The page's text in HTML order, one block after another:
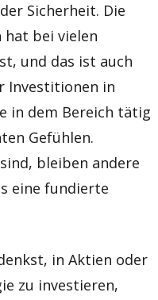
Sicherheit. Die
hat bei vielen
und das ist auch
Investitionen in
in dem Bereich tätig
Gefühlen.
bleiben andere
eine fundierte
in Aktien oder
zu investieren,